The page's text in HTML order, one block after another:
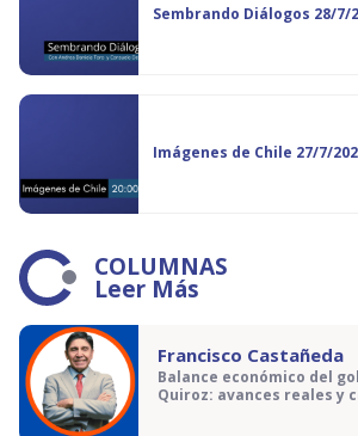
Sembrando Diálogos 28/7/
Imágenes de Chile 27/7/
COLUMNAS
Leer Más
Francisco Castañeda
Balance económico del
Quiroz: avances reales y